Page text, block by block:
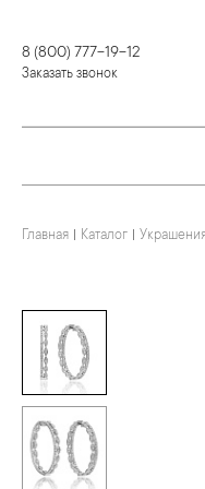
8 (800) 777-19-12
Заказать звонок
КОЛЬЦА
ПОДВЕСКИ И
БРОШИ
ЦЕПИ
СТОЛОВЫЕ
ДЛЯ ЧАЯ
ДЛЯ КОФЕ
ДЕТЯМ
КОЛЬЦА
БРАСЛЕТЫ
КОЛЬЕ И
КАМНЕРЕЗНОЕ
ИСКУССТВО
Главная Каталог